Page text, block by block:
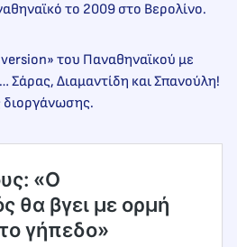
το 2009 στο Βερολίνο.
του Παναθηναϊκού με
Σάρας, Διαμαντίδη και Σπανούλη!
διοργάνωσης.
«Ο
θα βγει με ορμή
γήπεδο»